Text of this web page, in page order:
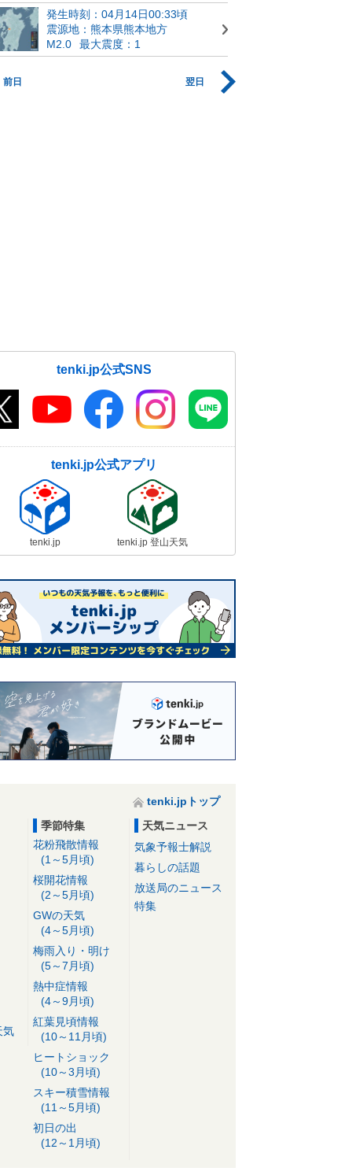
発生時刻：04月14日00:33頃
震源地：熊本県熊本地方
M2.0
最大震度：1
前日 翌日
tenki.jp公式SNS
tenki.jp公式アプリ
tenki.jp tenki.jp 登山天気
tenki.jpトップ
気
季節特集
花粉飛散情報
(1～5月頃)
桜開花情報
(2～5月頃)
GWの天気
(4～5月頃)
梅雨入り・明け
(5～7月頃)
熱中症情報
(4～9月頃)
紅葉見頃情報
(10～11月頃)
ヒートショック
(10～3月頃)
スキー積雪情報
(11～5月頃)
初日の出
(12～1月頃)
天気ニュース
気象予報士解説
暮らしの話題
放送局のニュース
特集